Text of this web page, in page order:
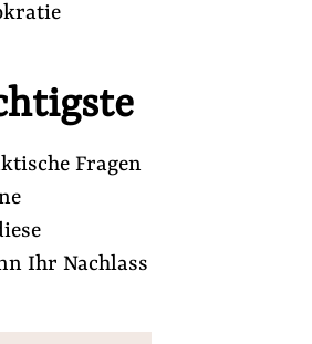
Fragen
Ihr Nachlass